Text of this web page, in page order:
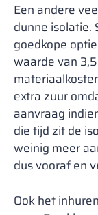
Een andere
dunne isolatie.
goedkope
waarde van
extra zuur
aanvraag
die tijd zit de
weinig meer
dus vooraf en
Ook het